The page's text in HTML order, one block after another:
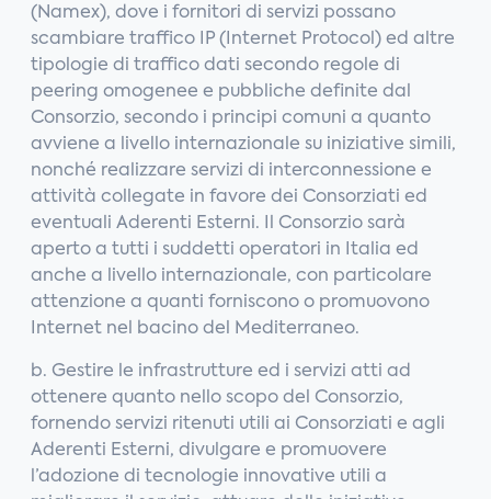
(Namex), dove i fornitori di servizi possano
scambiare traffico IP (Internet Protocol) ed altre
tipologie di traffico dati secondo regole di
peering omogenee e pubbliche definite dal
Consorzio, secondo i principi comuni a quanto
avviene a livello internazionale su iniziative simili,
nonché realizzare servizi di interconnessione e
attività collegate in favore dei Consorziati ed
eventuali Aderenti Esterni. Il Consorzio sarà
aperto a tutti i suddetti operatori in Italia ed
anche a livello internazionale, con particolare
attenzione a quanti forniscono o promuovono
Internet nel bacino del Mediterraneo.
b. Gestire le infrastrutture ed i servizi atti ad
ottenere quanto nello scopo del Consorzio,
fornendo servizi ritenuti utili ai Consorziati e agli
Aderenti Esterni, divulgare e promuovere
l’adozione di tecnologie innovative utili a